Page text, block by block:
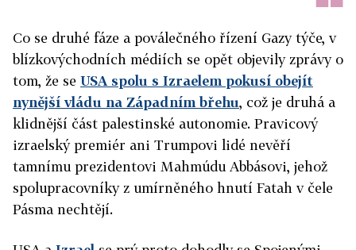
Co se druhé fáze a poválečného řízení Gazy týče, v
blízkovýchodních médiích se opět objevily zprávy o
tom, že se USA spolu s Izraelem pokusí obejít
nynější vládu na Západním břehu, což je druhá a
klidnější část palestinské autonomie. Pravicový
izraelský premiér ani Trumpovi lidé nevěří
tamnímu prezidentovi Mahmúdu Abbásovi, jehož
spolupracovníky z umírněného hnutí Fatah v čele
Pásma nechtějí.